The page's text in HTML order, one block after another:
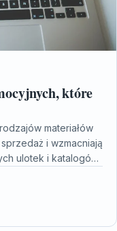
które
materiałów
i wzmacniają
ulotek i katalogów,